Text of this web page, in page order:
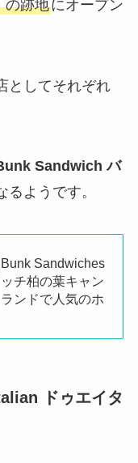
の跡地にオープン
としてそれぞれ
Sandwich バ
るようです。
Sandwiches
チ柏の葉キャン
ンドで人気のホ
ドゥエイタ